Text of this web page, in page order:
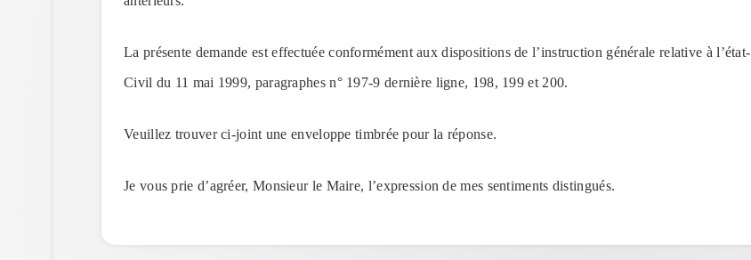
La présente demande est effectuée conformément aux dispositions de l’instruction générale relative à l’état-
Civil du 11 mai 1999, paragraphes n° 197-9 dernière ligne, 198, 199 et 200.
Veuillez trouver ci-joint une enveloppe timbrée pour la réponse.
Je vous prie d’agréer, Monsieur le Maire, l’expression de mes sentiments distingués.